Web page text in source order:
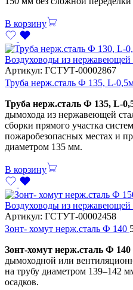
В корзину
Воздуховоды из нержавеющей
Артикул: ГСТУТ-00002867
Труба нерж.сталь Ф 135, L-
Труба нерж.сталь Ф 135, L-
дымохода из нержавеющей
сборки прямого участка
пожаробезопасных местах и
диаметром 135 мм.
В корзину
Воздуховоды из нержавеющей
Артикул: ГСТУТ-00002458
Зонт- хомут нерж.сталь Ф 140
Зонт-хомут нерж.сталь Ф 140
дымоходной или
на трубу диаметром 139–142
осадков.